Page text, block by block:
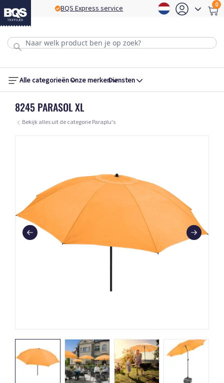
BQS Express service 0
Alle categorieënOnze merkenDiensten
8245 PARASOL XL
Bekijk alles uit de categorie Paraplu's